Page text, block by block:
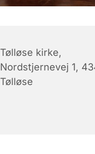
Tølløse kirke,
Nordstjernevej 1,
Tølløse